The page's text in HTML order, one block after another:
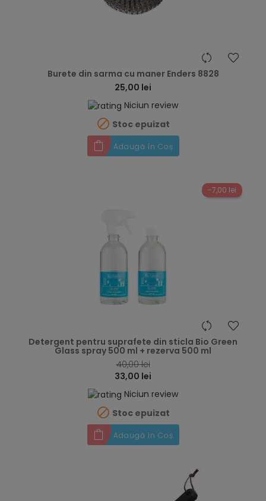
Burete din sarma cu maner Enders 8828
25,00 lei
Niciun review
 Stoc epuizat
Adaugă în Coș
-7,00 lei
Detergent pentru suprafete din sticla Bio Green
Glass spray 500 ml + rezerva 500 ml
40,00 lei
33,00 lei
Niciun review
 Stoc epuizat
Adaugă în Coș